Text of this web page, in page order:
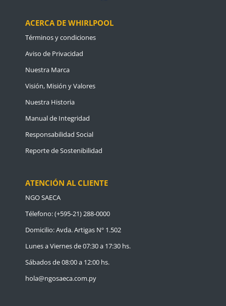
ACERCA DE WHIRLPOOL
Términos y condiciones
Aviso de Privacidad
Nuestra Marca
Visión, Misión y Valores
Nuestra Historia
Manual de Integridad
Responsabilidad Social
Reporte de Sostenibilidad
ATENCIÓN AL CLIENTE
NGO SAECA
Télefono: (+595-21) 288-0000
Domicilio: Avda. Artigas Nº 1.502
Lunes a Viernes de 07:30 a 17:30 hs.
Sábados de 08:00 a 12:00 hs.
hola@ngosaeca.com.py